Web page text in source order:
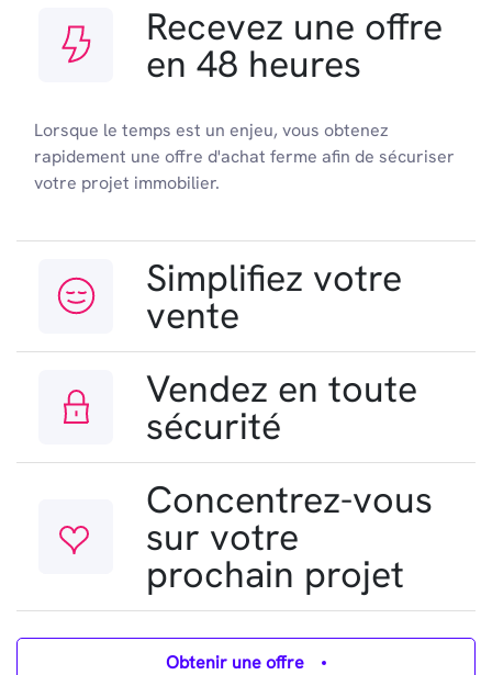
Recevez une offre
en 48 heures
Lorsque le temps est un enjeu, vous obtenez
rapidement une offre d'achat ferme afin de sécuriser
votre projet immobilier.
Simplifiez votre
vente
Vendez en toute
sécurité
Concentrez-vous
sur votre
prochain projet
Obtenir une offre